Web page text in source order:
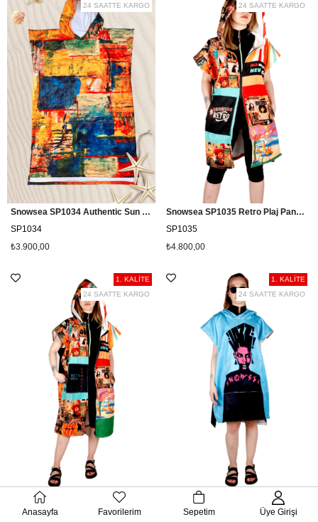
Snowsea SP1034 Authentic Sun Sörf Pançosu, Plaj Havlusu
SP1034
₺3.900,00
24 SAATTE KARGO
Snowsea SP1035 Retro Plaj Pançosu, Sörf Havlusu
SP1035
₺4.800,00
24 SAATTE KARGO
SP1036
1. KALİTE
24 SAATTE KARGO
SP1039
1. KALİTE
24 SAATTE KARGO
Anasayfa Favorilerim Sepetim Üye Girişi